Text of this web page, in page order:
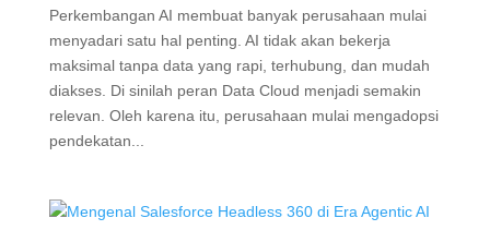
Perkembangan AI membuat banyak perusahaan mulai
menyadari satu hal penting. AI tidak akan bekerja
maksimal tanpa data yang rapi, terhubung, dan mudah
diakses. Di sinilah peran Data Cloud menjadi semakin
relevan. Oleh karena itu, perusahaan mulai mengadopsi
pendekatan...